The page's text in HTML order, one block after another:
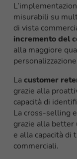
misurabili su
di vista
incremento del
alla maggiore
Lacustomer
grazie alla
capacità di
La cross-selling
grazie alla
e alla capacità
commerciali.